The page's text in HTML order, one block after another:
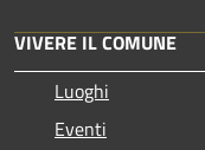
VIVERE IL COMUNE
Luoghi
Eventi